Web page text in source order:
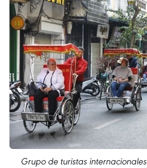
Grupo de turistas